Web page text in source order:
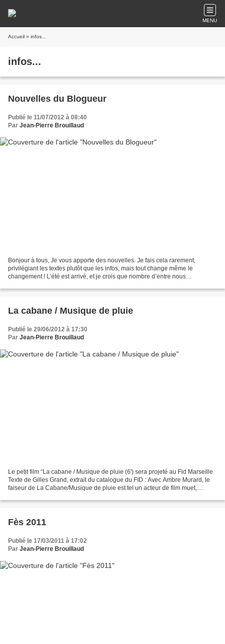
MENU
Accueil » infos...
infos...
Nouvelles du Blogueur
Publié le 11/07/2012 à 08:40
Par Jean-Pierre Brouillaud
Bonjour à tous, Je vous apporte des nouvelles. Je fais cela rarement,
privilégiant les textes plutôt que les infos, mais tout change même le
changement ! L’été est arrivé, et je crois que nombre d’entre nous
La cabane / Musique de pluie
Publié le 29/06/2012 à 17:30
Par Jean-Pierre Brouillaud
Le petit film “La cabane / Musique de pluie (6') sera projeté au Fid Marseille
Texte de Gilles Grand, extrait du catalogue du FID : Avec Ambre Murard, le
faiseur de La Cabane/Musique de pluie est tel un acteur de film muet,
Fès 2011
Publié le 17/03/2011 à 17:02
Par Jean-Pierre Brouillaud